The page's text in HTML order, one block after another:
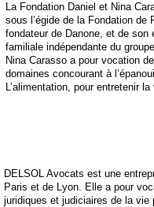
La Fondation Daniel et Nina
sous l’égide de la Fondation de
fondateur de Danone, et de son
familiale indépendante du
Nina Carasso a pour vocation
domaines concourant à
L’alimentation, pour entretenir
DELSOL Avocats est une
Paris et de Lyon. Elle a pour
juridiques et judiciaires de la